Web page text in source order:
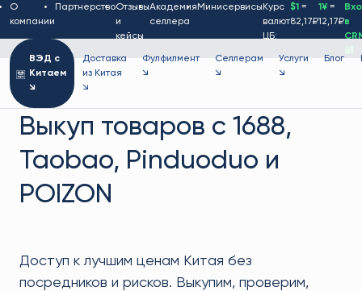
О
компании
ПартнерствоОтзывы
и
кейсы
Академия
селлера
Минисервисы Курс
валют
ЦБ:
$1 =
82,17₽
1¥=
12,17₽в
ВЭД с
Китаем
↘
Доставка
из Китая
↘
Фулфилмент
↘
Селлерам
↘
Услуги
↘
Блог
Выкуп товаров с 1688,
Taobao, Pinduoduo и
POIZON
Доступ к лучшим ценам Китая без
посредников и рисков. Выкупим, проверим,